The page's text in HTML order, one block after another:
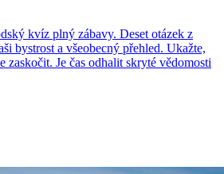
kvíz plný zábavy. Deset otázek z
bystrost a všeobecný přehled. Ukažte,
zaskočit. Je čas odhalit skryté vědomosti